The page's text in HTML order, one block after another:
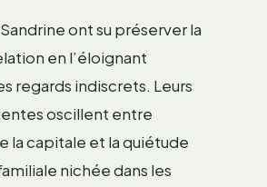
ont su préserver la
en l’éloignant
regards indiscrets. Leurs
oscillent entre
la capitale et la quiétude
nichée dans les